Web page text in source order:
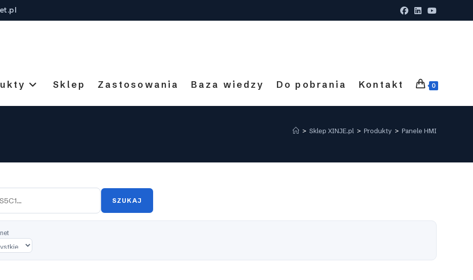
Sklep Zastosowania Baza wiedzy Do pobrania Kontakt 0
> Sklep XINJE.pl > Produkty > Panele HMI
SZUKAJ